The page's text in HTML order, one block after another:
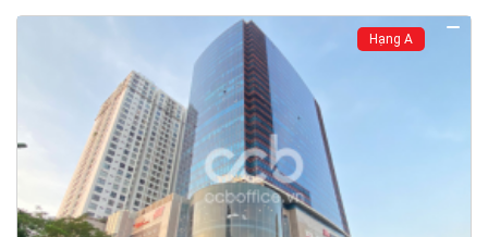
Hạng A